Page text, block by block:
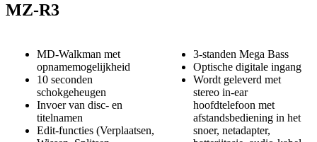
MZ-R3
MD-Walkman met
opnamemogelijkheid
10 seconden
schokgeheugen
Invoer van disc- en
titelnamen
Edit-functies (Verplaatsen,
3-standen Mega Bass
Optische digitale ingang
Wordt geleverd met
stereo in-ear
hoofdtelefoon met
afstandsbediening in het
snoer, netadapter,